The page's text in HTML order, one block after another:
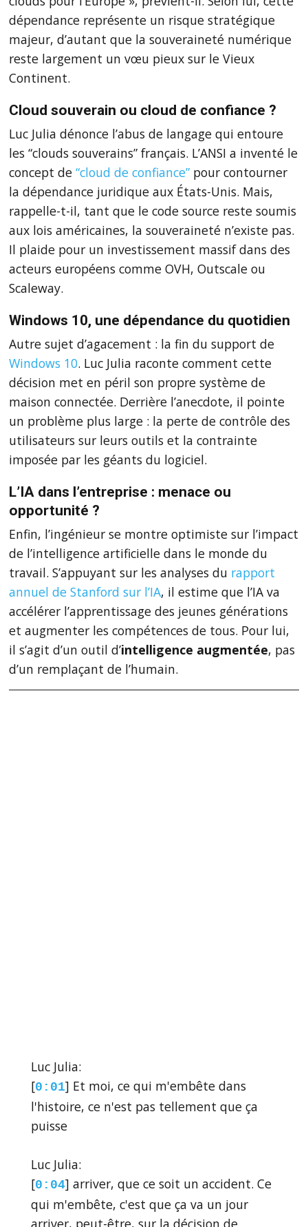
dépendance représente un risque stratégique
majeur, d’autant que la souveraineté numérique
reste largement un vœu pieux sur le Vieux
Continent.
Cloud souverain ou cloud de confiance ?
Luc Julia dénonce l’abus de langage qui entoure
les “clouds souverains” français. L’ANSI a inventé le
concept de“cloud de confiance” pour contourner
la dépendance juridique aux États-Unis. Mais,
rappelle-t-il, tant que le code source reste soumis
aux lois américaines, la souveraineté n’existe pas.
Il plaide pour un investissement massif dans des
acteurs européens comme OVH, Outscale ou
Scaleway.
Windows 10, une dépendance du quotidien
Autre sujet d’agacement : la fin du support de
Windows 10. Luc Julia raconte comment cette
décision met en péril son propre système de
maison connectée. Derrière l’anecdote, il pointe
un problème plus large : la perte de contrôle des
utilisateurs sur leurs outils et la contrainte
imposée par les géants du logiciel.
L’IA dans l’entreprise : menace ou
opportunité ?
Enfin, l’ingénieur se montre optimiste sur l’impact
de l’intelligence artificielle dans le monde du
travail. S’appuyant sur les analyses du rapport
annuel de Stanford sur l’IA, il estime que l’IA va
accélérer l’apprentissage des jeunes générations
et augmenter les compétences de tous. Pour lui,
il s’agit d’un outil d’intelligence augmentée, pas
d’un remplaçant de l’humain.
Luc Julia:
[0:01] Et moi, ce qui m'embête dans
l'histoire, ce n'est pas tellement que ça
puisse
Luc Julia:
[0:04] arriver, que ce soit un accident. Ce
qui m'embête, c'est que ça va un jour
arriver, peut-être, sur la décision de